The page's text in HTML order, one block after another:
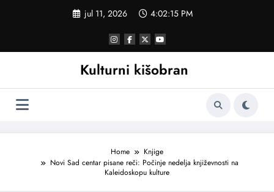
jul 11, 2026 4:02:16 PM
Kulturni kišobran
Home
Knjige
Novi Sad centar pisane reči: Počinje nedelja književnosti na
Kaleidoskopu kulture